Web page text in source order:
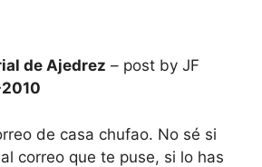
de Ajedrez – post by JF
de casa chufao. No sé si
correo que te puse, si lo has